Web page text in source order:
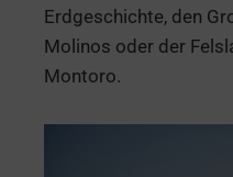
Erdgeschichte, den
Molinos oder der
Montoro.